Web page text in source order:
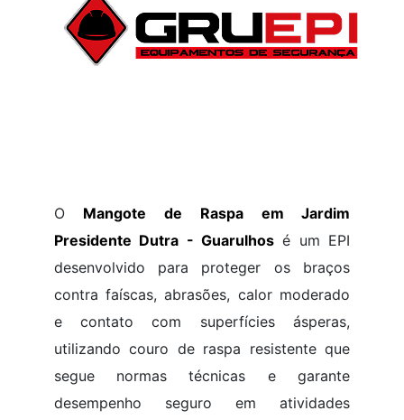
O Mangote de Raspa em Jardim
Presidente Dutra - Guarulhos é um EPI
desenvolvido para proteger os braços
contra faíscas, abrasões, calor moderado
e contato com superfícies ásperas,
utilizando couro de raspa resistente que
segue normas técnicas e garante
desempenho seguro em atividades